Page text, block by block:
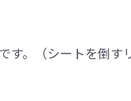
。（シートを倒す